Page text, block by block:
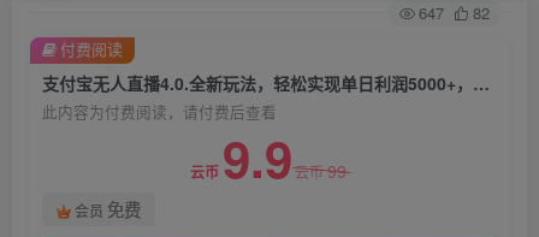
647 82
支付宝无人直播4.0.全新玩法，轻松实现单日利润5000+，可矩阵操作
此内容为付费阅读，请付费后查看
云币 9.9云币99
会员 免费
付费阅读